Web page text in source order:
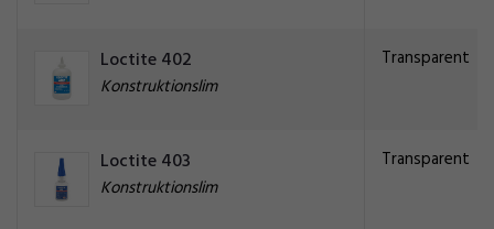
Loctite 402
Konstruktionslim
Transparent
Loctite 403
Konstruktionslim
Transparent